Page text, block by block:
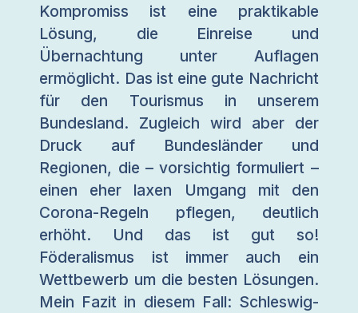
Kompromiss ist eine praktikable
Lösung, die Einreise und
Übernachtung unter Auflagen
ermöglicht. Das ist eine gute Nachricht
für den Tourismus in unserem
Bundesland. Zugleich wird aber der
Druck auf Bundesländer und
Regionen, die – vorsichtig formuliert –
einen eher laxen Umgang mit den
Corona-Regeln pflegen, deutlich
erhöht. Und das ist gut so!
Föderalismus ist immer auch ein
Wettbewerb um die besten Lösungen.
Mein Fazit in diesem Fall: Schleswig-